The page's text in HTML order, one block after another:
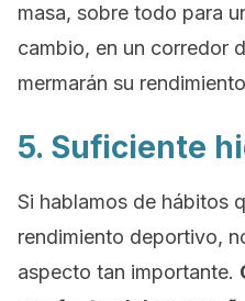
masa, sobre todo para
cambio, en un corredor
mermarán su
5. Suficiente
Si hablamos de hábitos
rendimiento deportivo,
aspecto tan importante.